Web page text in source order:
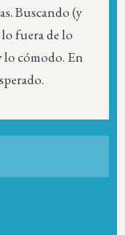
Buscando (y
fuera de lo
cómodo. En